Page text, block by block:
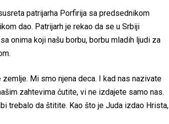
patrijarha Porfirija sa predsednikom
dao. Patrijarh je rekao da se u Srbiji
onima koji našu borbu, borbu mladih ljudi za
Mi smo njena deca. I kad nas nazivate
zahtevima ćutite, vi ne izdajete samo nas.
trebalo da štitite. Kao što je Juda izdao Hrista,